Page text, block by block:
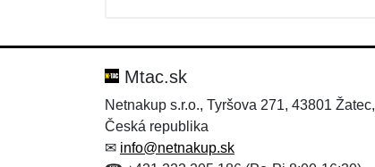
Správa*
Správa*
Mtac.sk
Netnakup s.r.o., Tyršova 271, 43801 Žatec,
Česká republika
✉ info@netnakup.sk